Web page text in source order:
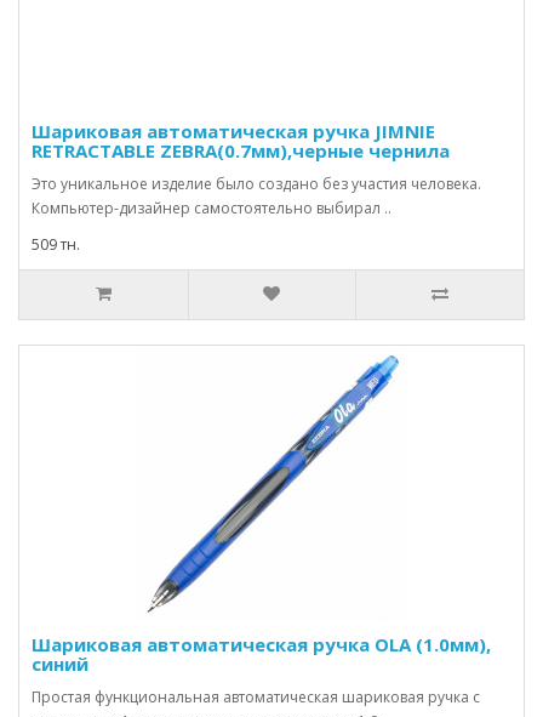
Шариковая автоматическая ручка JIMNIE
RETRACTABLE ZEBRA(0.7мм),черные чернила
Это уникальное изделие было создано без участия человека.
Компьютер-дизайнер самостоятельно выбирал ..
509 тн.
Шариковая автоматическая ручка OLA (1.0мм),
синий
Простая функциональная автоматическая шариковая ручка с